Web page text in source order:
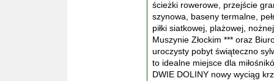
ścieżki rowerowe, przejście
szynowa, baseny termalne,
piłki siatkowej, plażowej,
Muszynie Złockim *** oraz
uroczysty pobyt świąteczno
to idealne miejsce dla
DWIE DOLINY nowy wyciąg